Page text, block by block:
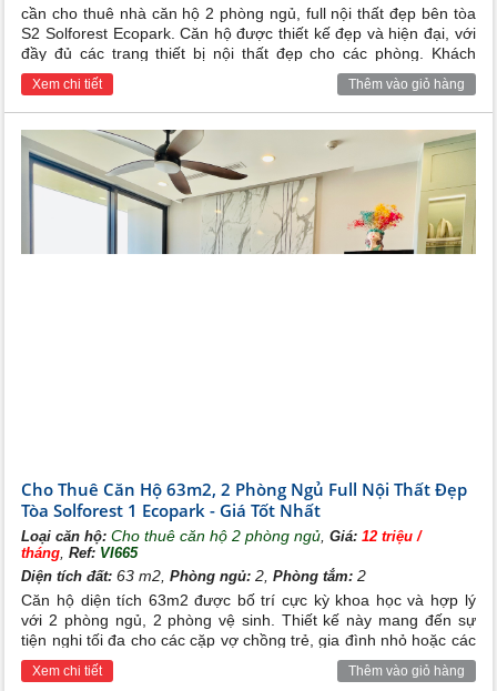
cần cho thuê nhà căn hộ 2 phòng ngủ, full nội thất đẹp bên tòa
S2 Solforest Ecopark. Căn hộ được thiết kế đẹp và hiện đại, với
đầy đủ các trang thiết bị nội thất đẹp cho các phòng. Khách
hàng chỉ việc mang đồ cá nhân chuyển vào ở. Rất thích hợp cho
các cặp vợ chồng trẻ, gia đình nhỏ hoặc chuyên gia nước ngoài
sinh sống và làm việc.
Xem chi tiết Thêm vào giỏ hàng
Cho Thuê Căn Hộ 63m2, 2 Phòng Ngủ Full Nội Thất Đẹp
Tòa Solforest 1 Ecopark - Giá Tốt Nhất
Loại căn hộ: Cho thuê căn hộ 2 phòng ngủ,Giá:12 triệu /
tháng,Ref: VI665
Diện tích đất: 63 m2,Phòng ngủ: 2,Phòng tắm: 2
Căn hộ diện tích 63m2 được bố trí cực kỳ khoa học và hợp lý
với 2 phòng ngủ, 2 phòng vệ sinh. Thiết kế này mang đến sự
tiện nghi tối đa cho các cặp vợ chồng trẻ, gia đình nhỏ hoặc các
chuyên gia đang làm việc tại khu vực lân cận. Không gian phòng
khách và bếp thông thoáng, ngập tràn ánh sáng tự nhiên.
Xem chi tiết Thêm vào giỏ hàng